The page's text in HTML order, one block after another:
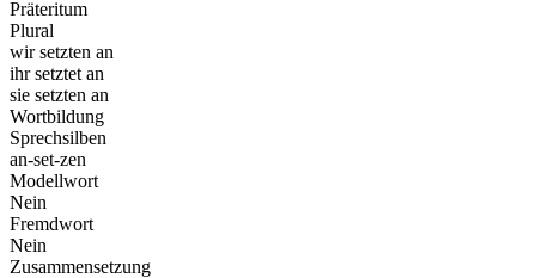
Präteritum
Plural
wir setzten an
ihr setztet an
sie setzten an
Wortbildung
Sprechsilben
an-set-zen
Modellwort
Nein
Fremdwort
Nein
Zusammensetzung